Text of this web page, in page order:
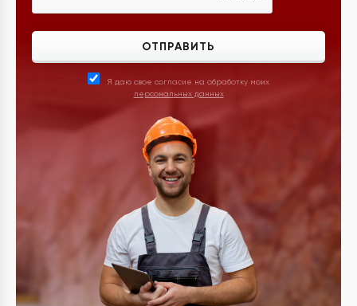
ОТПРАВИТЬ
Я даю свое согласие на обработку моих
персональных данных